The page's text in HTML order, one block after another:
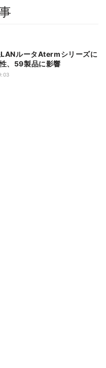
ルータAtermシリーズに
、59製品に影響